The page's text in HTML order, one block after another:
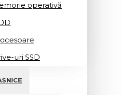
operativă
uri SSD